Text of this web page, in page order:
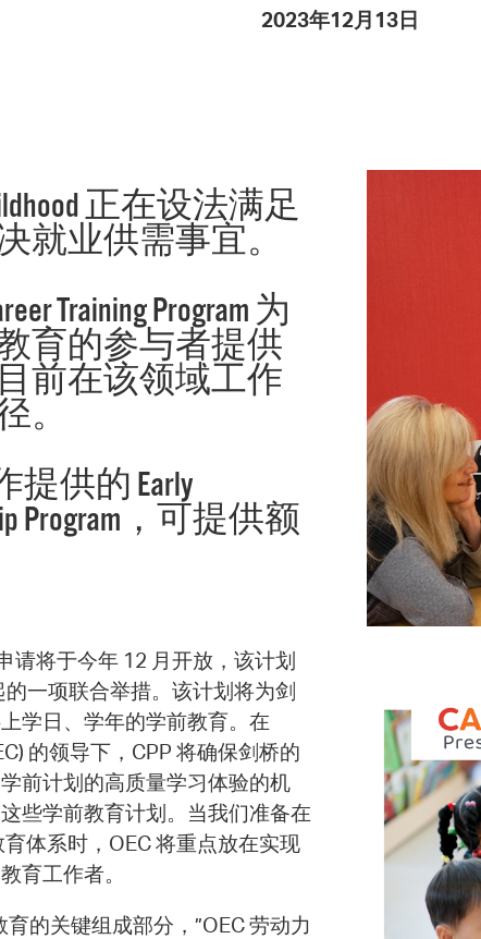
2023年12月13日
正在设法满足
就业供需事宜。
Training Program 为
育的参与者提供
前在该领域工作
。
提供的 Early
Program，可提供额
请将于今年 12 月开放，该计划
一项联合举措。该计划将为剑
学日、学年的学前教育。在
的领导下，CPP 将确保剑桥的
前计划的高质量学习体验的机
些学前教育计划。当我们准备在
体系时，OEC 将重点放在实现
育工作者。
的关键组成部分，”OEC 劳动力